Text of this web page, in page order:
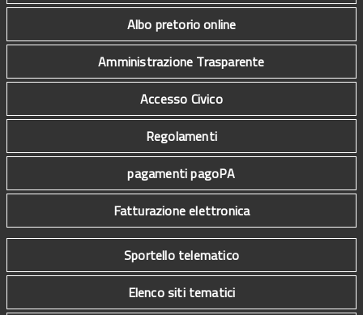
Albo pretorio online
Amministrazione Trasparente
Accesso Civico
Regolamenti
pagamenti pagoPA
Fatturazione elettronica
Sportello telematico
Elenco siti tematici